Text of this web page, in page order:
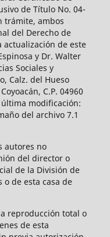
de Título No. 04-
trámite, ambos
del Derecho de
actualización de este
y Dr. Walter
Sociales y
Calz. del Hueso
C.P. 04960
última modificación:
del archivo 7.1
autores no
del director o
de la División de
o de esta casa de
reproducción total o
de esta